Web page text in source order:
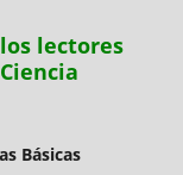
lectores
Básicas